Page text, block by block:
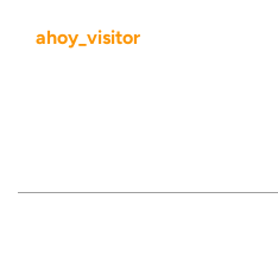
ahoy_visitor